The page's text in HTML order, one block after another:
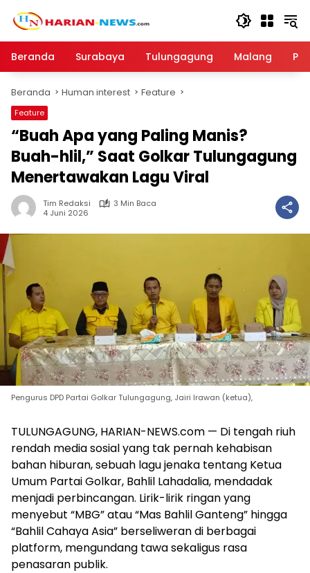
Beranda
Surabaya Tulungagung Malang
Beranda Human interest Feature
Feature
“Buah Apa yang Paling Manis?
Buah-hlil,” Saat Golkar Tulungagung
Menertawakan Lagu Viral
Tim Redaksi
3 Min Baca
4 Juni 2026
Pengurus DPD Partai Golkar Tulungagung, Jairi Irawan (ketua),
TULUNGAGUNG, HARIAN-NEWS.com — Di tengah riuh
rendah media sosial yang tak pernah kehabisan
bahan hiburan, sebuah lagu jenaka tentang Ketua
Umum Partai Golkar, Bahlil Lahadalia, mendadak
menjadi perbincangan. Lirik-lirik ringan yang
menyebut “MBG” atau “Mas Bahlil Ganteng” hingga
“Bahlil Cahaya Asia” berseliweran di berbagai
platform, mengundang tawa sekaligus rasa
penasaran publik.